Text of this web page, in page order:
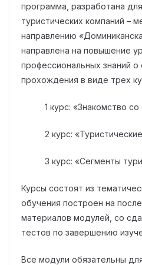
программа, разработана
туристических компаний –
направлению
направлена на повышение
профессиональных знаний
прохождения в виде трех
1 курс: «Знакомство со
2 курс: «Туристические
3 курс: «Сегменты
Курсы состоят из
обучения построен на
материалов модулей, со
тестов по завершению
Все модули обязательны